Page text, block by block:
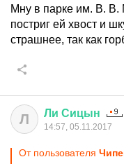
Мну в парке им. В. В.
постриг ей хвост и
страшнее, так как
Л Ли Сицын
14:57, 05.11.2017
От пользователя